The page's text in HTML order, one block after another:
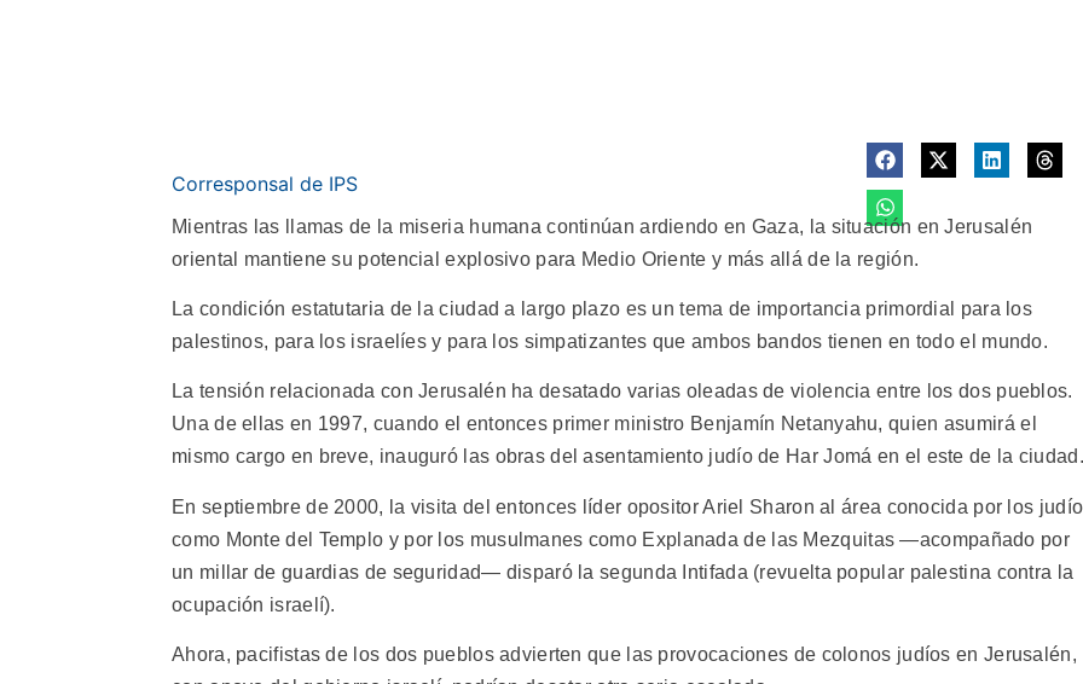
Corresponsal de IPS
Mientras las llamas de la miseria humana continúan ardiendo en Gaza, la situación en Jerusalén
oriental mantiene su potencial explosivo para Medio Oriente y más allá de la región.
La condición estatutaria de la ciudad a largo plazo es un tema de importancia primordial para los
palestinos, para los israelíes y para los simpatizantes que ambos bandos tienen en todo el mundo.
La tensión relacionada con Jerusalén ha desatado varias oleadas de violencia entre los dos pueblos.
Una de ellas en 1997, cuando el entonces primer ministro Benjamín Netanyahu, quien asumirá el
mismo cargo en breve, inauguró las obras del asentamiento judío de Har Jomá en el este de la ciudad.
En septiembre de 2000, la visita del entonces líder opositor Ariel Sharon al área conocida por los
como Monte del Templo y por los musulmanes como Explanada de las Mezquitas —acompañado por
un millar de guardias de seguridad— disparó la segunda Intifada (revuelta popular palestina contra la
ocupación israelí).
Ahora, pacifistas de los dos pueblos advierten que las provocaciones de colonos judíos en Jerusalén,